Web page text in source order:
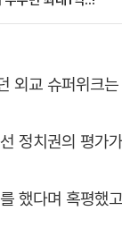
외교 슈퍼위크
정치권의 평가
했다며 혹평했